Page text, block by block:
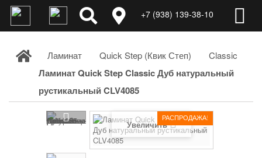
+7 (938) 139-38-10
Ламинат Quick Step (Квик Степ) Classic
Ламинат Quick Step Classic Дуб натуральный
рустикальный CLV4085
РАСПРОДАЖА!
Увеличить